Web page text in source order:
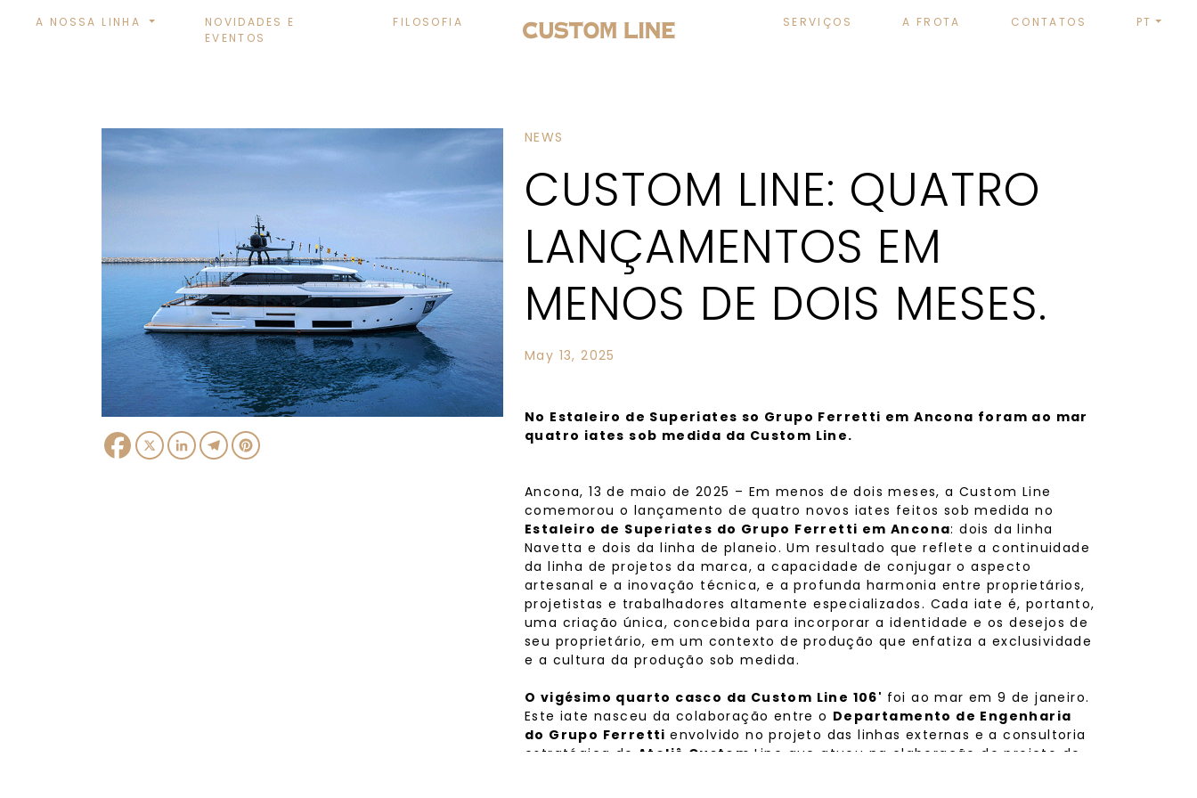
A NOSSA LINHA
NOVIDADES E
EVENTOS
FILOSOFIA SERVIÇOS A FROTA CONTATOS PT
Facebook
X LinkedInTelegram
NEWS
CUSTOM LINE: QUATRO
LANÇAMENTOS EM
MENOS DE DOIS MESES.
May 13, 2025
No Estaleiro de Superiates so Grupo Ferretti em Ancona foram ao mar
quatro iates sob medida da Custom Line.
Ancona, 13 de maio de 2025 – Em menos de dois meses, a Custom Line
comemorou o lançamento de quatro novos iates feitos sob medida no
Estaleiro de Superiates do Grupo Ferretti em Ancona: dois da linha
Navetta e dois da linha de planeio. Um resultado que reflete a continuidade
da linha de projetos da marca, a capacidade de conjugar o aspecto
artesanal e a inovação técnica, e a profunda harmonia entre proprietários,
projetistas e trabalhadores altamente especializados. Cada iate é, portanto,
uma criação única, concebida para incorporar a identidade e os desejos de
seu proprietário, em um contexto de produção que enfatiza a exclusividade
e a cultura da produção sob medida.
O vigésimo quarto casco da Custom Line 106' foi ao mar em 9 de janeiro.
Este iate nasceu da colaboração entre o Departamento de Engenharia
do Grupo Ferrettienvolvido no projeto das linhas externas e a consultoria
estratégica do Ateliê Custom Line que atuou na elaboração do projeto do